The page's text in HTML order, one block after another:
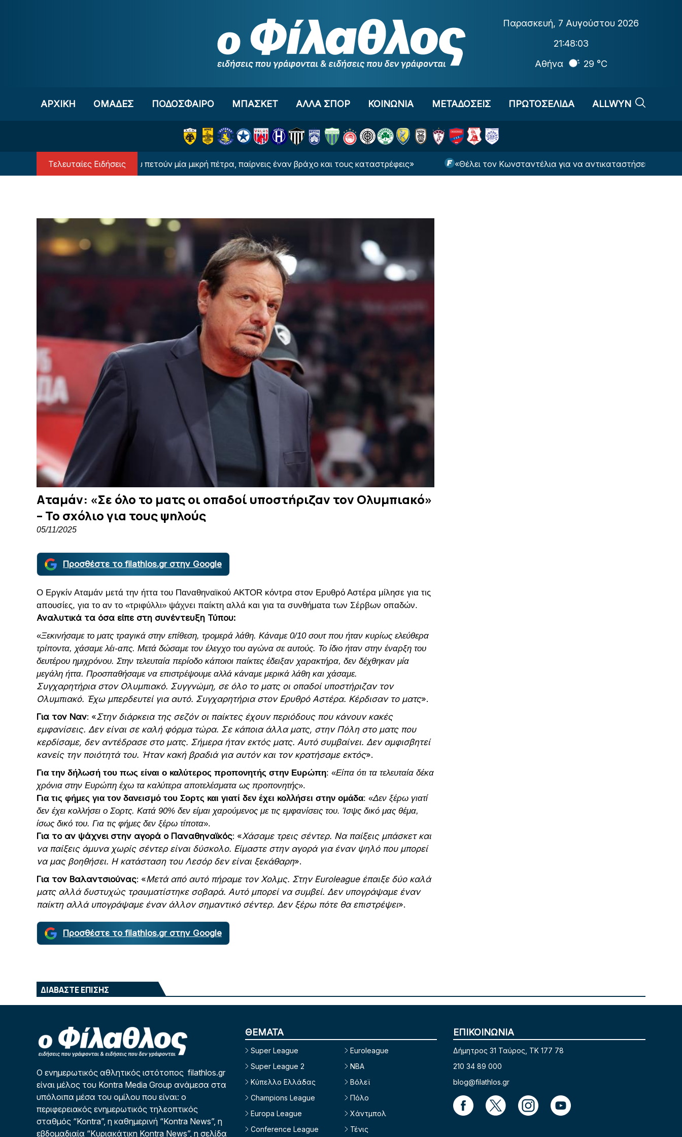
Παρασκευή, 7 Αυγούστου 2026
21:48:04
Αθήνα
29 °C
ΑΡΧΙΚΗ OΜΑΔΕΣ ΠΟΔΟΣΦΑΙΡΟ ΜΠΑΣΚΕΤ ΑΛΛΑ ΣΠΟΡ ΚΟΙΝΩΝΙΑ ΜΕΤΑΔΟΣΕΙΣ ΠΡΩΤΟΣΕΛΙΔΑ ALLWYN
Τελευταίες Ειδήσεις
«Όταν σου πετούν μία μικρή πέτρα, παίρνεις έναν βράχο και τους καταστρέφεις» «Θέλει τον Κωνσταντέλια για να αντικαταστήσει τον Αντεγέμι η
Αταμάν: «Σε όλο το ματς οι οπαδοί υποστήριζαν τον Ολυμπιακό»
– Το σχόλιο για τους ψηλούς
05/11/2025
Προσθέστε το filathlos.gr στην Google
Ο Εργκίν Αταμάν μετά την ήττα του Παναθηναϊκού AKTOR κόντρα στον Ερυθρό Αστέρα μίλησε για τις
απουσίες, για το αν το «τριφύλλι» ψάχνει παίκτη αλλά και για τα συνθήματα των Σέρβων οπαδών.
Αναλυτικά τα όσα είπε στη συνέντευξη Τύπου:
«Ξεκινήσαμε το ματς τραγικά στην επίθεση, τρομερά λάθη. Κάναμε 0/10 σουτ που ήταν κυρίως ελεύθερα
τρίποντα, χάσαμε λέι-απς. Μετά δώσαμε τον έλεγχο του αγώνα σε αυτούς. Το ίδιο ήταν στην έναρξη του
δευτέρου ημιχρόνου. Στην τελευταία περίοδο κάποιοι παίκτες έδειξαν χαρακτήρα, δεν δέχθηκαν μία
μεγάλη ήττα. Προσπαθήσαμε να επιστρέψουμε αλλά κάναμε μερικά λάθη και χάσαμε.
Συγχαρητήρια στον Ολυμπιακό. Συγγνώμη, σε όλο το ματς οι οπαδοί υποστήριζαν τον
Ολυμπιακό. Έχω μπερδευτεί για αυτό. Συγχαρητήρια στον Ερυθρό Αστέρα. Κέρδισαν το ματς».
Για τον Ναν: «Στην διάρκεια της σεζόν οι παίκτες έχουν περιόδους που κάνουν κακές
εμφανίσεις. Δεν είναι σε καλή φόρμα τώρα. Σε κάποια άλλα ματς, στην Πόλη στο ματς που
κερδίσαμε, δεν αντέδρασε στο ματς. Σήμερα ήταν εκτός ματς. Αυτό συμβαίνει. Δεν αμφισβητεί
κανείς την ποιότητά του. Ήταν κακή βραδιά για αυτόν και τον κρατήσαμε εκτός».
Για την δήλωσή του πως είναι ο καλύτερος προπονητής στην Ευρώπη: «Είπα ότι τα τελευταία δέκα
χρόνια στην Ευρώπη έχω τα καλύτερα αποτελέσματα ως προπονητής».
Για τις φήμες για τον δανεισμό του Σορτς και γιατί δεν έχει κολλήσει στην ομάδα: «Δεν ξέρω γιατί
δεν έχει κολλήσει ο Σορτς. Κατά 90% δεν είμαι χαρούμενος με τις εμφανίσεις του. Ίσψς δικό μας θέμα,
ίσως δικό του. Για τις φήμες δεν ξέρω τίποτα».
Για το αν ψάχνει στην αγορά ο Παναθηναϊκός: «Χάσαμε τρεις σέντερ. Να παίξεις μπάσκετ και
να παίξεις άμυνα χωρίς σέντερ είναι δύσκολο. Είμαστε στην αγορά για έναν ψηλό που μπορεί
να μας βοηθήσει. Η κατάσταση του Λεσόρ δεν είναι ξεκάθαρη».
Για τον Βαλαντσιούνας: «Μετά από αυτό πήραμε τον Χολμς. Στην Euroleague έπαιξε δύο καλά
ματς αλλά δυστυχώς τραυματίστηκε σοβαρά. Αυτό μπορεί να συμβεί. Δεν υπογράψαμε έναν
παίκτη αλλά υπογράψαμε έναν άλλον σημαντικό σέντερ. Δεν ξέρω πότε θα επιστρέψει».
Προσθέστε το filathlos.gr στην Google
ΔΙΑΒΑΣΤΕ ΕΠΙΣΗΣ
Ο ενημερωτικός αθλητικός ιστότοπος filathlos.gr
είναι μέλος του Kontra Media Group ανάμεσα στα
υπόλοιπα μέσα του ομίλου που είναι: ο
περιφερειακός ενημερωτικός τηλεοπτικός
σταθμός “Kontra”, η καθημερινή “Kontra News”, η
εβδομαδιαία “Κυριακάτικη Kontra News”, η σελίδα
ΘΕΜΑΤΑ
Super League
Super League 2
Κύπελλο Ελλάδας
Champions League
Europa League
Conference League
Euroleague
NBA
Βόλεϊ
Πόλο
Χάντμπολ
Τένις
ΕΠΙΚΟΙΝΩΝΙΑ
Δήμητρος 31 Ταύρος, TK 177 78
210 34 89 000
blog@filathlos.gr